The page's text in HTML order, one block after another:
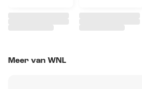
Meer van WNL